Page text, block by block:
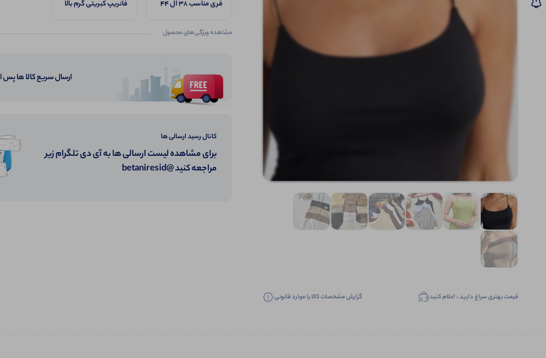
قیمت بهتری سراغ دارید ، اعلام کنید گزارش مشخصات کالا یا موارد قانونی
فری مناسب ۳۸ ال ۴۴ فانریپ کبریتی گرم بالا
مشاهده ویژگی‌های محصول
ارسال سریع کالا ها
کانال رسید ارسالی ها
برای مشاهده لیست ارسالی ها به آی دی تلگرام زیر
مراجعه کنید @betaniresid